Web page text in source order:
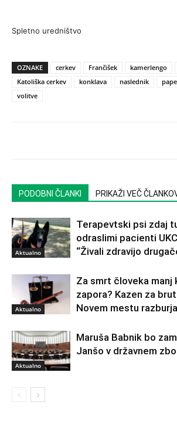
Spletno uredništvo
OZNAKE cerkev Frančišek kamerlengo
Katoliška cerkev
konklava naslednik
volitve
PODOBNI ČLANKI PRIKAŽI VEČ
Aktualno
Terapevtski psi zdaj
odraslimi pacienti
“Živali zdravijo
Aktualno
Za smrt človeka
zapora? Kazen za
Novem mestu
Aktualno
Maruša Babnik bo
Janšo v državnem